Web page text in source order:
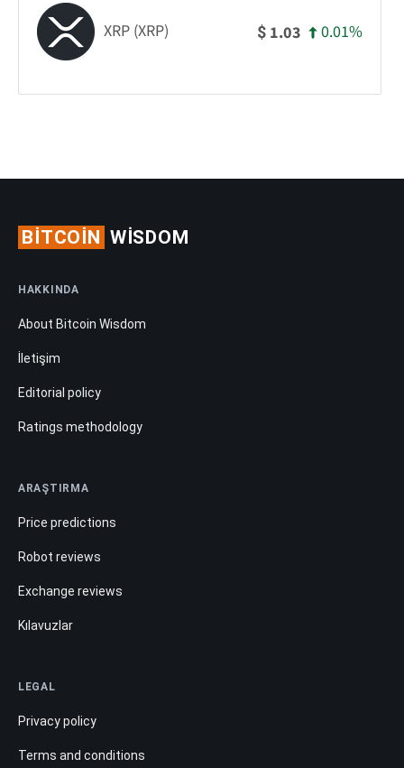
XRP (XRP) $ 1.03 0.01%
BITCOIN WISDOM
HAKKINDA
About Bitcoin Wisdom
İletişim
Editorial policy
Ratings methodology
ARAŞTIRMA
Price predictions
Robot reviews
Exchange reviews
Kılavuzlar
LEGAL
Privacy policy
Terms and conditions